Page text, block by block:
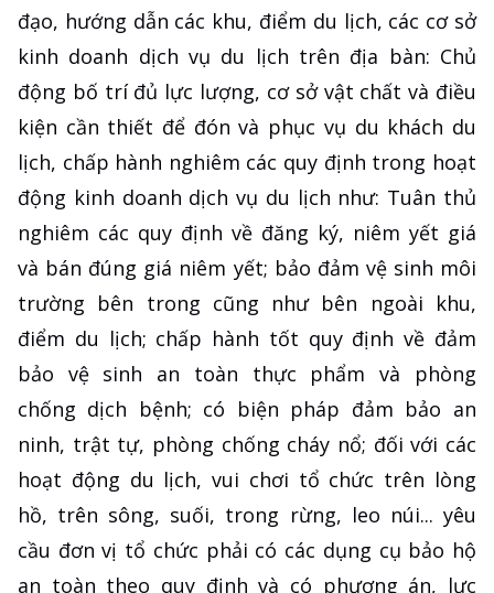
đạo, hướng dẫn các khu, điểm du lịch, các cơ sở
kinh doanh dịch vụ du lịch trên địa bàn: Chủ
động bố trí đủ lực lượng, cơ sở vật chất và điều
kiện cần thiết để đón và phục vụ du khách du
lịch, chấp hành nghiêm các quy định trong hoạt
động kinh doanh dịch vụ du lịch như: Tuân thủ
nghiêm các quy định về đăng ký, niêm yết giá
và bán đúng giá niêm yết; bảo đảm vệ sinh môi
trường bên trong cũng như bên ngoài khu,
điểm du lịch; chấp hành tốt quy định về đảm
bảo vệ sinh an toàn thực phẩm và phòng
chống dịch bệnh; có biện pháp đảm bảo an
ninh, trật tự, phòng chống cháy nổ; đối với các
hoạt động du lịch, vui chơi tổ chức trên lòng
hồ, trên sông, suối, trong rừng, leo núi... yêu
cầu đơn vị tổ chức phải có các dụng cụ bảo hộ
an toàn theo quy định và có phương án, lực